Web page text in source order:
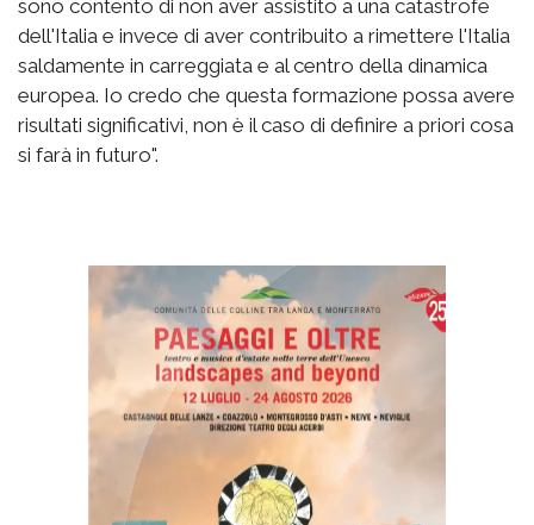
sono contento di non aver assistito a una catastrofe
dell'Italia e invece di aver contribuito a rimettere l'Italia
saldamente in carreggiata e al centro della dinamica
europea. Io credo che questa formazione possa avere
risultati significativi, non è il caso di definire a priori cosa
si farà in futuro".